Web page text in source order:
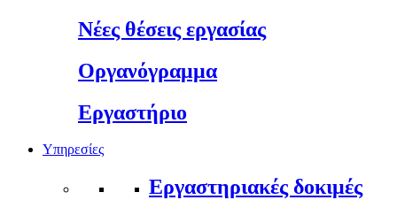
Νέες θέσεις εργασίας
Οργανόγραμμα
Εργαστήριο
Υπηρεσίες
Εργαστηριακές δοκιμές